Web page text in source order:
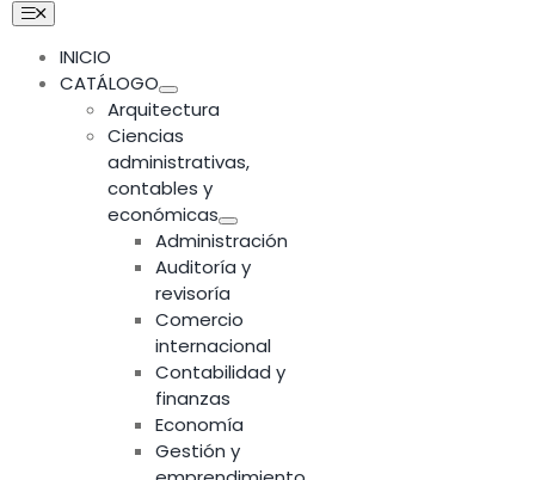
Skip
content
Toggle
Navigation
INICIO
CATÁLOGO
Arquitectura
Ciencias
administrativas,
contables y
económicas
Administración
Auditoría y
revisoría
Comercio
internacional
Contabilidad y
finanzas
Economía
Gestión y